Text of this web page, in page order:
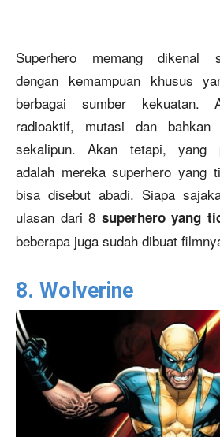
Superhero memang dikenal
dengan kemampuan khusus
berbagai sumber kekuatan.
radioaktif, mutasi dan
sekalipun. Akan tetapi, yang
adalah mereka superhero yang
bisa disebut abadi. Siapa
ulasan dari 8 superhero yang
beberapa juga sudah dibuat
8. Wolverine